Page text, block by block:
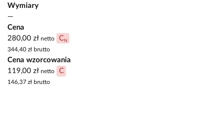
Wymiary
—
Cena
280,00 zł netto CN
344,40 zł brutto
Cena wzorcowania
119,00 zł netto C
146,37 zł brutto